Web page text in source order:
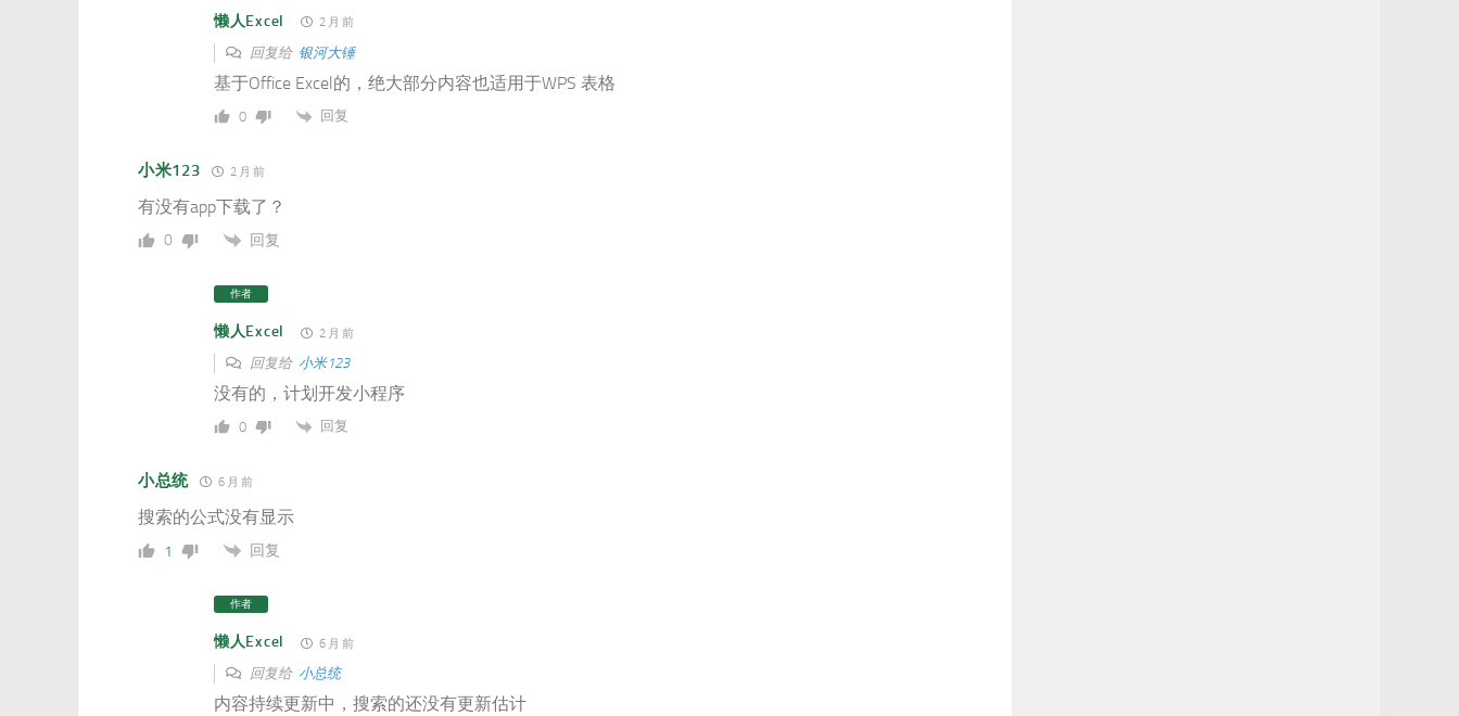
懒人Excel 2 月 前
回复给 银河大锤
基于Office Excel的，绝大部分内容也适用于WPS 表格
0 回复
小米123 2 月 前
有没有app下载了？
0 回复
作者
懒人Excel 2 月 前
回复给 小米123
没有的，计划开发小程序
0 回复
小总统 6 月 前
搜索的公式没有显示
1 回复
作者
懒人Excel 6 月 前
回复给 小总统
内容持续更新中，搜索的还没有更新估计